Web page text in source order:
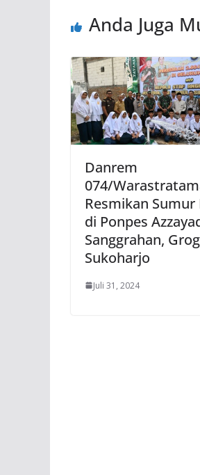
Anda Juga
Danrem
074/
Resmikan Sumur
di Ponpes
Sanggrahan,
Sukoharjo
Juli 31, 2024